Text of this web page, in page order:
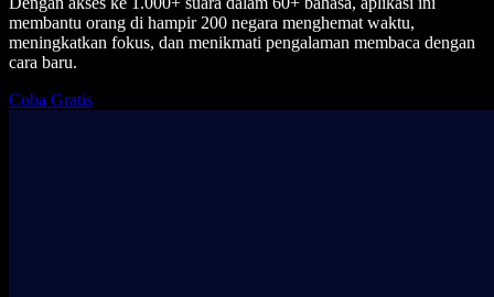
membantu orang di hampir 200 negara menghemat waktu,
meningkatkan fokus, dan menikmati pengalaman membaca dengan
cara baru.
Coba Gratis